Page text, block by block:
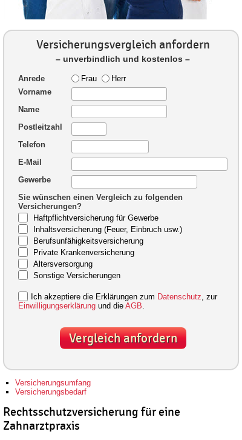
Versicherungsvergleich anfordern
– unverbindlich und kostenlos –
Anrede Frau
Herr
Vorname
Name
Postleitzahl
Telefon
E-Mail
Gewerbe
Sie wünschen einen Vergleich zu folgenden
Versicherungen?
Haftpflichtversicherung für Gewerbe
Inhaltsversicherung (Feuer, Einbruch usw.)
Berufsunfähigkeitsversicherung
Private Krankenversicherung
Altersversorgung
Sonstige Versicherungen
Ich akzeptiere die Erklärungen zum Datenschutz , zur
Einwilligungserklärung und die AGB.
Vergleich anfordern
Versicherungsumfang
Versicherungsbedarf
Rechtsschutzversicherung für eine
Zahnarztpraxis